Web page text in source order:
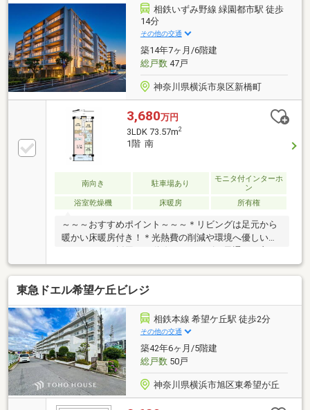
相鉄いずみ野線 緑園都市駅 徒歩
14分
その他の交通
築14年7ヶ月/6階建
総戸数47戸
神奈川県横浜市泉区新橋町
3,680万円
3LDK 73.57m2
1階 南
南向き 駐車場あり
モニタ付インターホ
ン
浴室乾燥機
床暖房 所有権
～～～おすすめポイント～～～＊リビングは足元から
暖かい床暖房付き！＊光熱費の削減や環境へ優しいエ
便利なウォークスルークローゼットがあります＊ペッ
トの飼育も可能です（規約制限あり）＊プライバシー
を保つアルコープがあります＊あると便利な宅配ボッ
クスと来客用の駐車場があります～～～リフォーム内
容～～～◆クロス全室交換◆エコカラット新規設置◆
間接照明新規設置◆ハウスクリーニング●CENTURY21
アイ建設は、お客様一人ひとりの状況に寄り添い、お
住まい探しのお手伝いをさせていただきます●～お気
軽にお問い合わせください～
東急ドエル希望ケ丘ビレジ
相鉄本線 希望ケ丘駅 徒歩2分
その他の交通
築42年6ヶ月/5階建
総戸数50戸
神奈川県横浜市旭区東希望が丘